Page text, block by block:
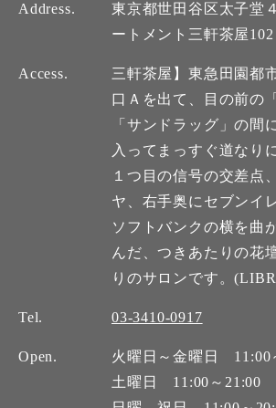
Address.
東京都世田谷区太子堂
ートメント三軒茶屋102
Access.
三軒茶屋】東急田園都
口Ａを出て、目の前の
「サンドラッグ」の間
入ってまっすぐ道なり
１つ目の信号の交差点
ヤ、右手奥にセブンイ
ソフトバンクの横を曲
んだ、つきあたりの花
りのサロンです。
Tel. 03-3410-0917
Open.
火曜日～金曜日 11:00
土曜日 11:00～21:00